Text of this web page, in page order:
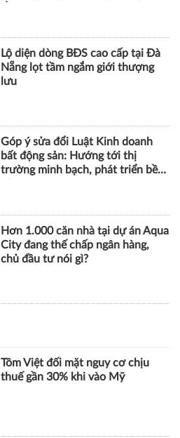
Góp ý sửa đổi Luật Kinh doanh
bất động sản: Hướng tới thị
trường minh bạch, phát triển bền
Hơn 1.000 căn nhà tại dự án Aqua
City đang thế chấp ngân hàng,
chủ đầu tư nói gì?
Tôm Việt đối mặt nguy cơ chịu
VPBank, FINAN và Mastercard ra
mắt giải pháp quản trị chi tiêu tích
hợp AI cho doanh nghiệp